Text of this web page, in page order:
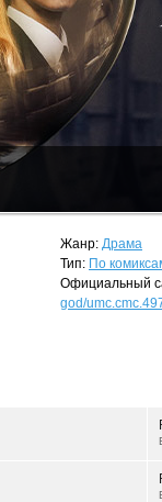
Жанр: Драма
Тип: По
Официальный
god/